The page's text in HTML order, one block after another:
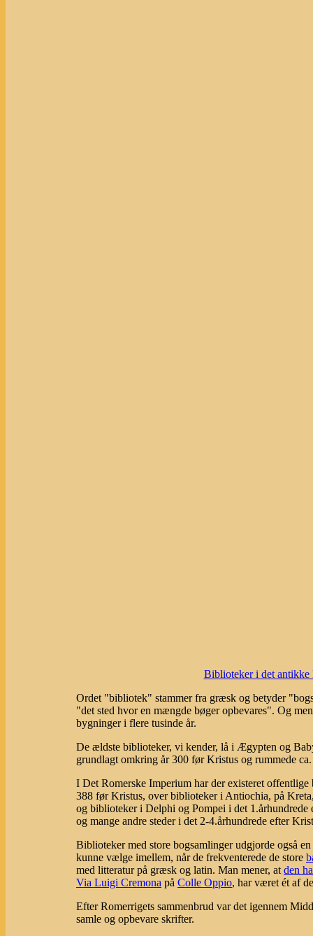
Biblioteker i det antikke
Ordet "bibliotek" stammer fra græsk og betyder
"det sted hvor en mængde bøger opbevares". Og
bygninger i flere tusinde år.
De ældste biblioteker, vi kender, lå i Ægypten og
grundlagt omkring år 300 før Kristus og rummede
I Det Romerske Imperium har der existeret
388 før Kristus, over biblioteker i Antiochia, på
og biblioteker i Delphi og Pompei i det
og mange andre steder i det 2-4.århundrede efter
Biblioteker med store bogsamlinger udgjorde også
kunne vælge imellem, når de frekventerede de store
med litteratur på græsk og latin. Man mener, at den
Via Luigi Cremona på Colle Oppio, har været ét af
Efter Romerrigets sammenbrud var det igennem
samle og opbevare skrifter.